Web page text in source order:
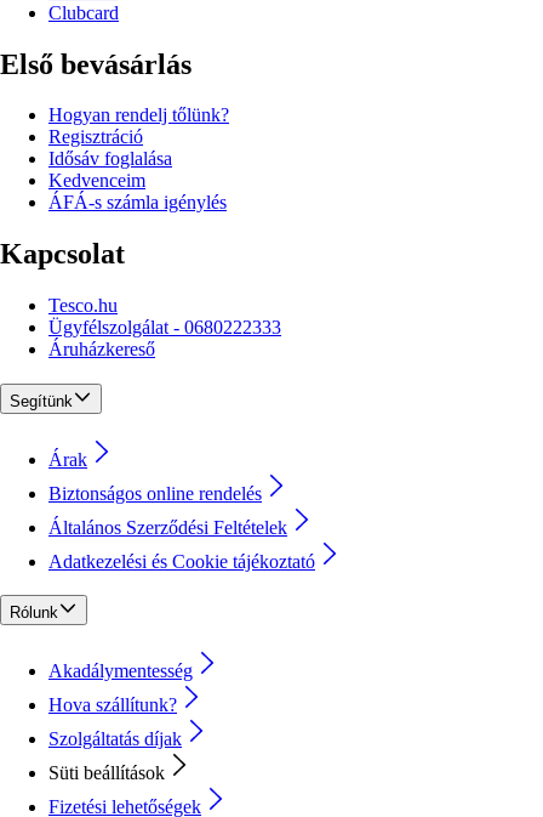
Clubcard
Első bevásárlás
Hogyan rendelj tőlünk?
Regisztráció
Idősáv foglalása
Kedvenceim
ÁFÁ-s számla igénylés
Kapcsolat
Tesco.hu
Ügyfélszolgálat - 0680222333
Áruházkereső
Segítünk
Árak
Biztonságos online rendelés
Általános Szerződési Feltételek
Adatkezelési és Cookie tájékoztató
Rólunk
Akadálymentesség
Hova szállítunk?
Szolgáltatás díjak
Süti beállítások
Fizetési lehetőségek